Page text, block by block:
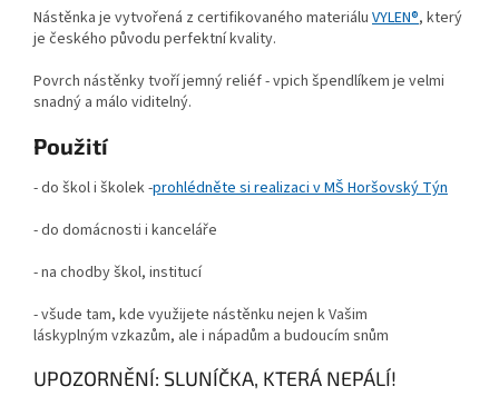
Nástěnka je vytvořená z certifikovaného materiálu VYLEN®, který
je českého původu perfektní kvality.
Povrch nástěnky tvoří jemný reliéf - vpich špendlíkem je velmi
snadný a málo viditelný.
Použití
- do škol i školek -prohlédněte si realizaci v MŠ Horšovský Týn
- do domácnosti i kanceláře
- na chodby škol, institucí
- všude tam, kde využijete nástěnku nejen k Vašim
láskyplným vzkazům, ale i nápadům a budoucím snům
UPOZORNĚNÍ: SLUNÍČKA, KTERÁ NEPÁLÍ!